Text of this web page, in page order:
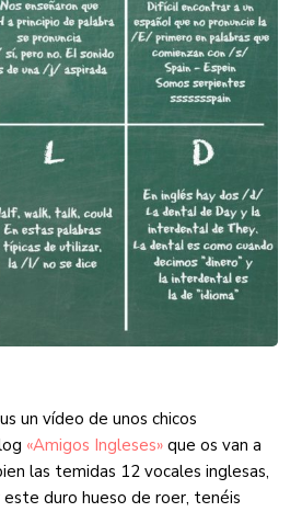
un vídeo de unos chicos
«Amigos Ingleses» que os van a
las temidas 12 vocales inglesas,
este duro hueso de roer, tenéis